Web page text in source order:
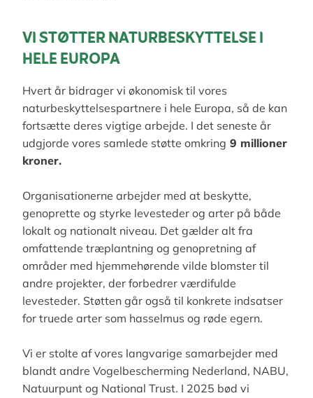
VI STØTTER NATURBESKYTTELSE I
HELE EUROPA
Hvert år bidrager vi økonomisk til vores
naturbeskyttelsespartnere i hele Europa, så de kan
fortsætte deres vigtige arbejde. I det seneste år
udgjorde vores samlede støtte omkring 9 millioner
kroner.
Organisationerne arbejder med at beskytte,
genoprette og styrke levesteder og arter på både
lokalt og nationalt niveau. Det gælder alt fra
omfattende træplantning og genopretning af
områder med hjemmehørende vilde blomster til
andre projekter, der forbedrer værdifulde
levesteder. Støtten går også til konkrete indsatser
for truede arter som hasselmus og røde egern.
Vi er stolte af vores langvarige samarbejder med
blandt andre Vogelbescherming Nederland, NABU,
Natuurpunt og National Trust. I 2025 bød vi